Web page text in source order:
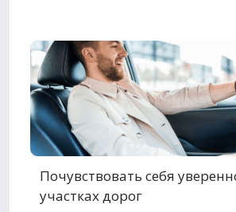
Почувствовать себя
участках дорог